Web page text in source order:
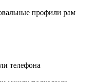
профили рам
телефона